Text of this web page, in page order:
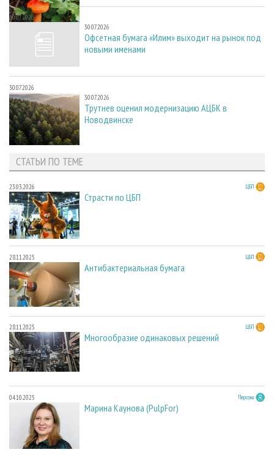
30.07.2026
30.07.2026
Офсетная бумага «Илим» выходит на рынок под
новыми именами
30.07.2026
30.07.2026
Трутнев оценил модернизацию АЦБК в
Новодвинске
СТАТЬИ ПО ТЕМЕ
23.03.2026 ЦБП
Страсти по ЦБП
28.11.2025 ЦБП
Антибактериальная бумага
28.11.2025 ЦБП
Многообразие одинаковых решений
04.10.2025 Персона
Марина Каунова (PulpFor)